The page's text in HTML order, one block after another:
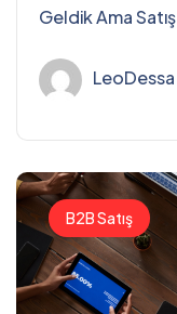
Geldik Ama
LeoDessa
B2B Satış